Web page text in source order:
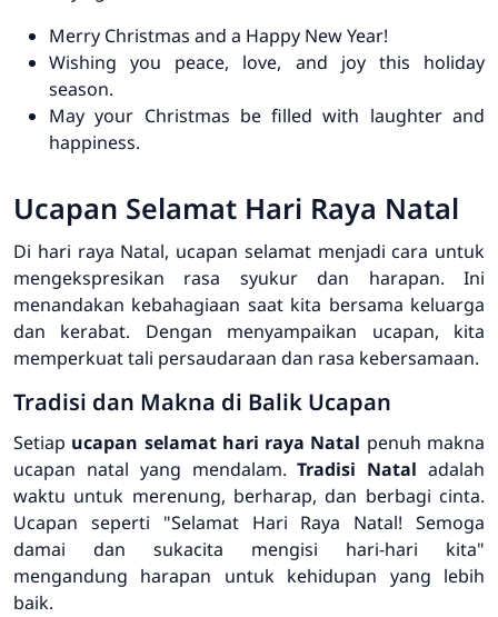
Merry Christmas and a Happy New Year!
Wishing you peace, love, and joy this holiday
season.
May your Christmas be filled with laughter and
happiness.
Ucapan Selamat Hari Raya Natal
Di hari raya Natal, ucapan selamat menjadi cara untuk
mengekspresikan rasa syukur dan harapan. Ini
menandakan kebahagiaan saat kita bersama keluarga
dan kerabat. Dengan menyampaikan ucapan, kita
memperkuat tali persaudaraan dan rasa kebersamaan.
Tradisi dan Makna di Balik Ucapan
Setiap ucapan selamat hari raya Natal penuh makna
ucapan natal yang mendalam.Tradisi Natal adalah
waktu untuk merenung, berharap, dan berbagi cinta.
Ucapan seperti "Selamat Hari Raya Natal! Semoga
damai dan sukacita mengisi hari-hari kita"
mengandung harapan untuk kehidupan yang lebih
baik.